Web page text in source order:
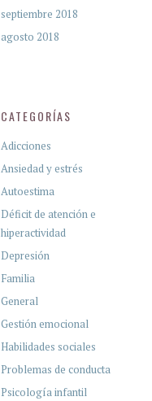
septiembre 2018
agosto 2018
CATEGORÍAS
Adicciones
Ansiedad y estrés
Autoestima
Déficit de atención e
hiperactividad
Depresión
Familia
General
Gestión emocional
Habilidades sociales
Problemas de conducta
Psicología infantil